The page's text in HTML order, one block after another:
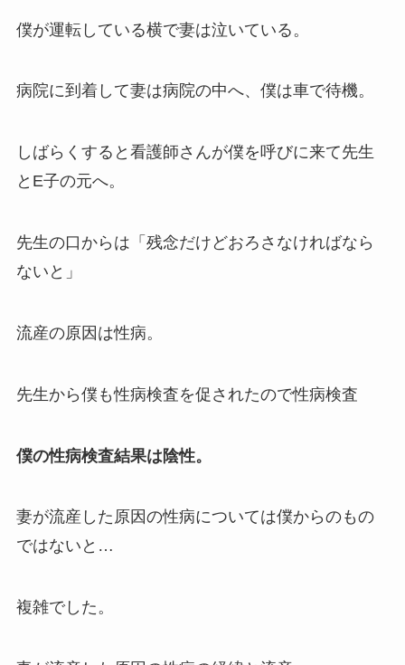
僕が運転している横で妻は泣いている。
病院に到着して妻は病院の中へ、僕は車で待機。
しばらくすると看護師さんが僕を呼びに来て先生
とE子の元へ。
先生の口からは「残念だけどおろさなければなら
ないと」
流産の原因は性病。
先生から僕も性病検査を促されたので性病検査
僕の性病検査結果は陰性。
妻が流産した原因の性病については僕からのもの
ではないと…
複雑でした。